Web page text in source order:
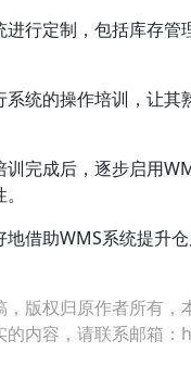
进行定制，包括库存
系统的操作培训，让
训完成后，逐步启用
借助WMS系统提升
版权归原作者所有
的内容，请联系邮箱